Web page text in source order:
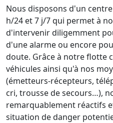
Nous disposons d'un
h/24 et 7 j/7 qui permet à
d'intervenir diligemment
d'une alarme ou encore
doute. Grâce à notre flotte
véhicules ainsi qu'à nos
(émetteurs-récepteurs,
cri, trousse de secours…),
remarquablement réactifs
situation de danger